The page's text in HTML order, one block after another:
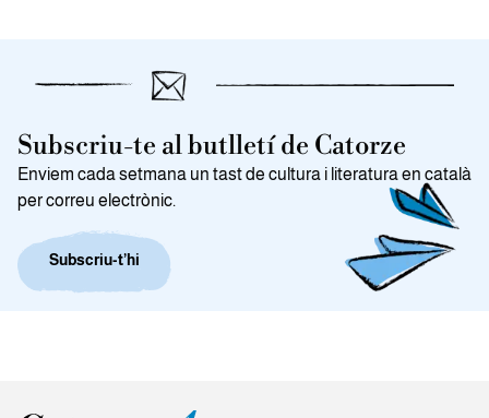
Subscriu-te al butlletí de Catorze
Enviem cada setmana un tast de cultura i literatura en català
per correu electrònic.
Subscriu-t’hi